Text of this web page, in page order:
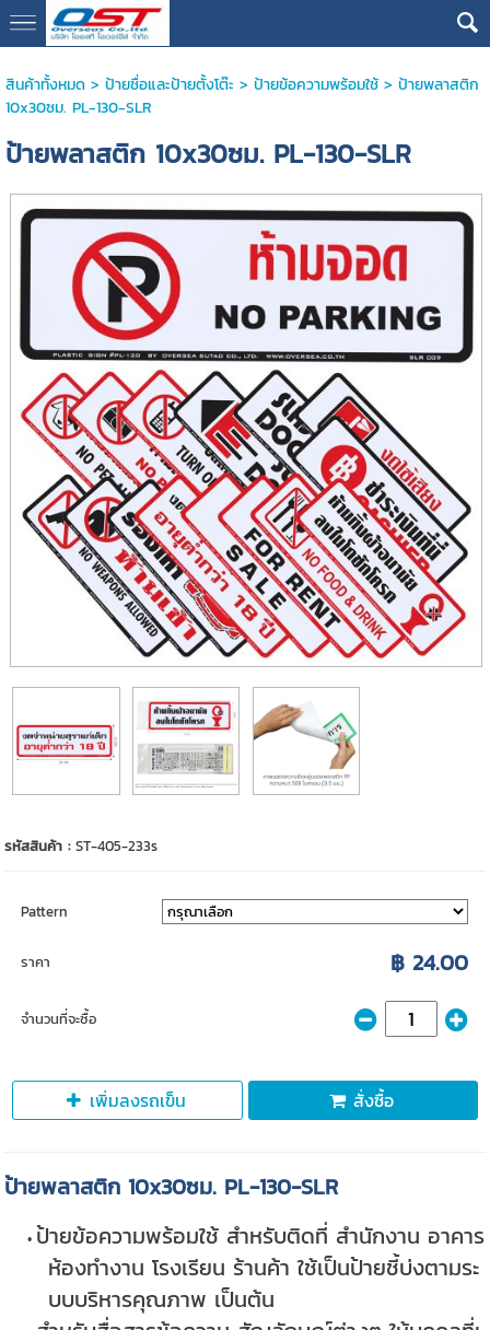
google13076cdc17b3388d
สินค้าทั้งหมด> ป้ายชื่อและป้ายตั้งโต๊ะ > ป้ายข้อความพร้อมใช้> ป้ายพลาสติก
10x30ซม. PL-130-SLR
ป้ายพลาสติก 10x30ซม. PL-130-SLR
รหัสสินค้า :ST-405-233s
Pattern
ราคา ฿ 24.00
จำนวนที่จะซื้อ
เพิ่มลงรถเข็น สั่งซื้อ
ป้ายพลาสติก 10x30ซม. PL-130-SLR
ป้ายข้อความพร้อมใช้ สำหรับติดที่ สำนักงาน อาคาร
ห้องทำงาน โรงเรียน ร้านค้า ใช้เป็นป้ายชี้บ่งตามระ
บบบริหารคุณภาพ เป็นต้น